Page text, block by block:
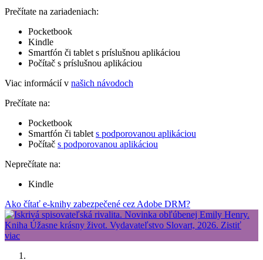
Prečítate na zariadeniach:
Pocketbook
Kindle
Smartfón či tablet s príslušnou aplikáciou
Počítač s príslušnou aplikáciou
Viac informácií v našich návodoch
Prečítate na:
Pocketbook
Smartfón či tablet s podporovanou aplikáciou
Počítač s podporovanou aplikáciou
Neprečítate na:
Kindle
Ako čítať e-knihy zabezpečené cez Adobe DRM?